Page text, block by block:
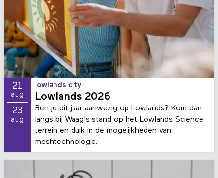
21
aug
23
lowlands city
Lowlands 2026
Ben je dit jaar aanwezig op Lowlands? Kom dan
langs bij Waag's stand op het Lowlands Science
terrein en duik in de mogelijkheden van
meshtechnologie.